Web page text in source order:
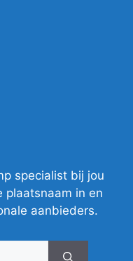
specialist bij jou
plaatsnaam in en
aanbieders.